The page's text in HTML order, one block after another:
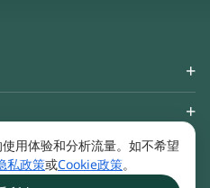
touch
用体验和分析流量。如不希望
私政策或Cookie政策。